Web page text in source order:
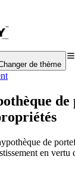
de thème
de
en vertu